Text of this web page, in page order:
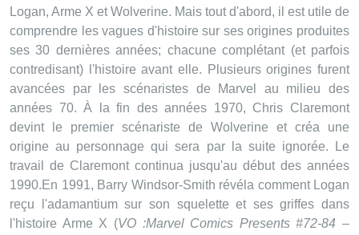
Logan, Arme X et Wolverine. Mais tout d'abord, il est utile de
comprendre les vagues d'histoire sur ses origines produites
ses 30 dernières années; chacune complétant (et parfois
contredisant) l'histoire avant elle. Plusieurs origines furent
avancées par les scénaristes de Marvel au milieu des
années 70. À la fin des années 1970, Chris Claremont
devint le premier scénariste de Wolverine et créa une
origine au personnage qui sera par la suite ignorée. Le
travail de Claremont continua jusqu'au début des années
1990.En 1991, Barry Windsor-Smith révéla comment Logan
reçu l'adamantium sur son squelette et ses griffes dans
l'histoire Arme X (VO :Marvel Comics Presents #72-84 –